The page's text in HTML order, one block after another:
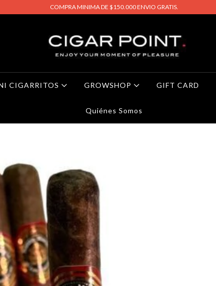
COMPRA MINIMA DE $150.000 ENVIO GRATIS.
CIGARRITOS GROWSHOP GIFT CARD
Quiénes Somos